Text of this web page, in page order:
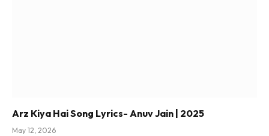
Arz Kiya Hai Song Lyrics- Anuv Jain | 2025
May 12, 2026